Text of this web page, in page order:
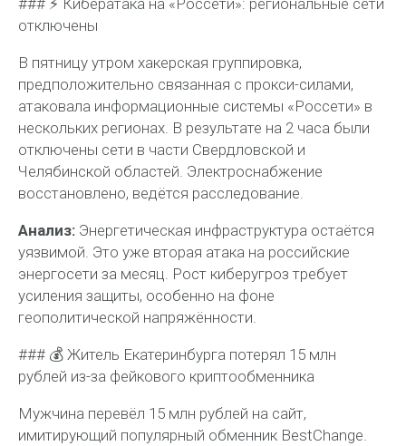
отключены
В пятницу утром хакерская группировка,
предположительно связанная с прокси-силами,
атаковала информационные системы «Россети» в
нескольких регионах. В результате на 2 часа были
отключены сети в части Свердловской и
Челябинской областей. Электроснабжение
восстановлено, ведётся расследование.
Анализ: Энергетическая инфраструктура остаётся
уязвимой. Это уже вторая атака на российские
энергосети за месяц. Рост киберугроз требует
усиления защиты, особенно на фоне
геополитической напряжённости.
### 💰 Житель Екатеринбурга потерял 15 млн
рублей из-за фейкового криптообменника
Мужчина перевёл 15 млн рублей на сайт,
имитирующий популярный обменник BestChange.